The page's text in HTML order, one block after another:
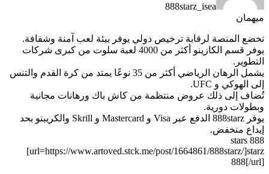
888starz_isea
میهمان
تخضع المنصة لرقابة ترخيص دولي يوفر بيئة لعب آمنة وشفافة.
يوفر قسم الكازينو أكثر من 4000 لعبة سلوت من كبرى شركات
التطوير.
يشمل الرهان الرياضي أكثر من 35 نوعًا يمتد من كرة القدم والتنس
إلى الهوكي و UFC.
تُضاف إلى ذلك عروض منتظمة من كاش باك ورهانات مجانية
وبطولات دورية.
يوفر 888starz الدفع عبر Visa و Mastercard و Skrill والكريبتو بحد
إيداع منخفض.
888 stars
[url=https://www.artoved.stck.me/post/1664861/888starz/]starz
888[/url]